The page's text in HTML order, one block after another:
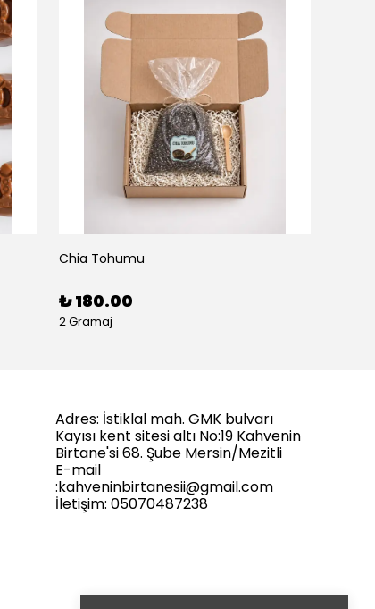
Chia Tohumu
₺ 180.00
2 Gramaj
Adres: İstiklal mah. GMK bulvarı
Kayısı kent sitesi altı No:19 Kahvenin
Birtane'si 68. Şube Mersin/Mezitli
E-mail
:kahveninbirtanesii@gmail.com
İletişim: 05070487238